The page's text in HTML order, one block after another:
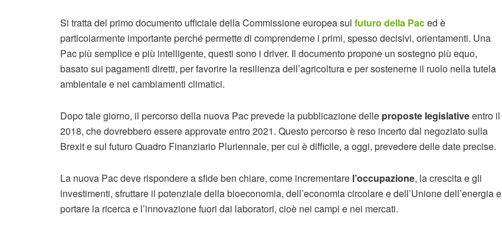
Si tratta del primo documento ufficiale della Commissione europea sul futuro della Paced è
particolarmente importante perché permette di comprenderne i primi, spesso decisivi, orientamenti. Una
Pac più semplice e più intelligente, questi sono i driver. Il documento propone un sostegno più equo,
basato sui pagamenti diretti, per favorire la resilienza dell’agricoltura e per sostenerne il ruolo nella tutela
ambientale e nei cambiamenti climatici.
Dopo tale giorno, il percorso della nuova Pac prevede la pubblicazione delle proposte legislativeentro il
2018, che dovrebbero essere approvate entro 2021. Questo percorso è reso incerto dal negoziato sulla
Brexit e sul futuro Quadro Finanziario Pluriennale, per cui è difficile, a oggi, prevedere delle date precise.
La nuova Pac deve rispondere a sfide ben chiare, come incrementare l’occupazione, la crescita e gli
investimenti, sfruttare il potenziale della bioeconomia, dell’economia circolare e dell’Unione dell’energia e
portare la ricerca e l’innovazione fuori dai laboratori, cioè nei campi e nei mercati.